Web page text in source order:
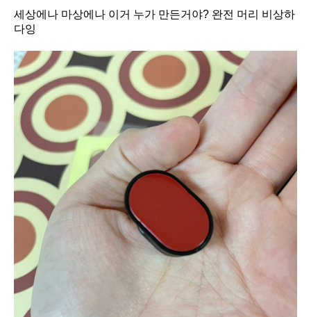
세상에나 마상에나 이거 누가 만든거야? 완전 머리 비상하
다잉